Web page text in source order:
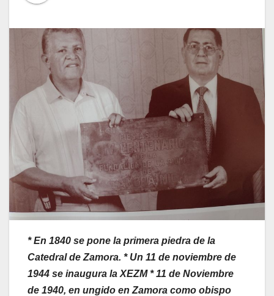
* En 1840 se pone la primera piedra de la
Catedral de Zamora. * Un 11 de noviembre de
1944 se inaugura la XEZM * 11 de Noviembre
de 1940, en ungido en Zamora como obispo